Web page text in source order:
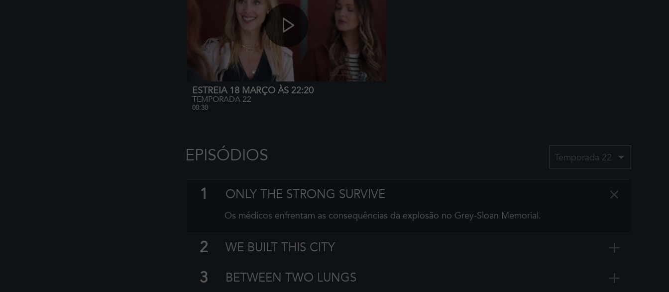
ESTREIA 18 MARÇO ÀS 22:20
TEMPORADA 22
00:30
EPISÓDIOS Temporada 22
1 ONLY THE STRONG SURVIVE +
Os médicos enfrentam as consequências da explosão no Grey-Sloan Memorial.
2 WE BUILT THIS CITY +
3 BETWEEN TWO LUNGS +